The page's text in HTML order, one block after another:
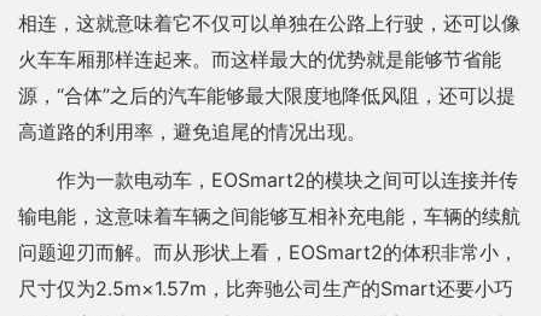
相连，这就意味着它不仅可以单独在公路上行驶，还可以像
火车车厢那样连起来。而这样最大的优势就是能够节省能
源，“合体”之后的汽车能够最大限度地降低风阻，还可以提
高道路的利用率，避免追尾的情况出现。
作为一款电动车，EOSmart2的模块之间可以连接并传
输电能，这意味着车辆之间能够互相补充电能，车辆的续航
问题迎刃而解。而从形状上看，EOSmart2的体积非常小，
尺寸仅为2.5m×1.57m，比奔驰公司生产的Smart还要小巧